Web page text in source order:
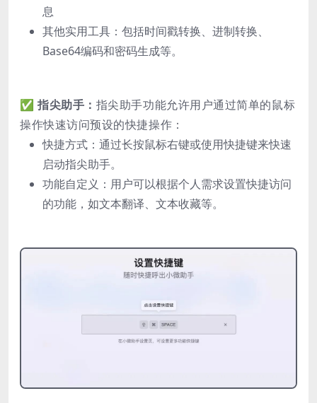
息
其他实用工具：包括时间戳转换、进制转换、
Base64编码和密码生成等。
✅指尖助手： 指尖助手功能允许用户通过简单的鼠标
操作快速访问预设的快捷操作：
快捷方式：通过长按鼠标右键或使用快捷键来快速
启动指尖助手。
功能自定义：用户可以根据个人需求设置快捷访问
的功能，如文本翻译、文本收藏等。